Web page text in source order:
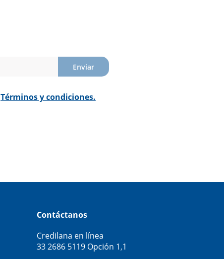
Enviar
Términos y condiciones.
Contáctanos
Credilana en línea
33 2686 5119 Opción 1,1